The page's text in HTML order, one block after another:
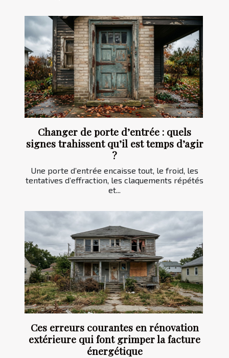
Changer de porte d’entrée : quels
signes trahissent qu’il est temps d’agir
?
Une porte d’entrée encaisse tout, le froid, les
tentatives d’effraction, les claquements répétés
et...
Ces erreurs courantes en rénovation
extérieure qui font grimper la facture
énergétique